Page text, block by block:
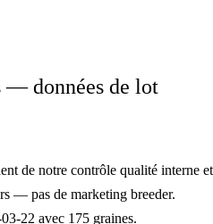
— données de lot
de notre contrôle qualité interne et
— pas de marketing breeder.
22 avec 175 graines.